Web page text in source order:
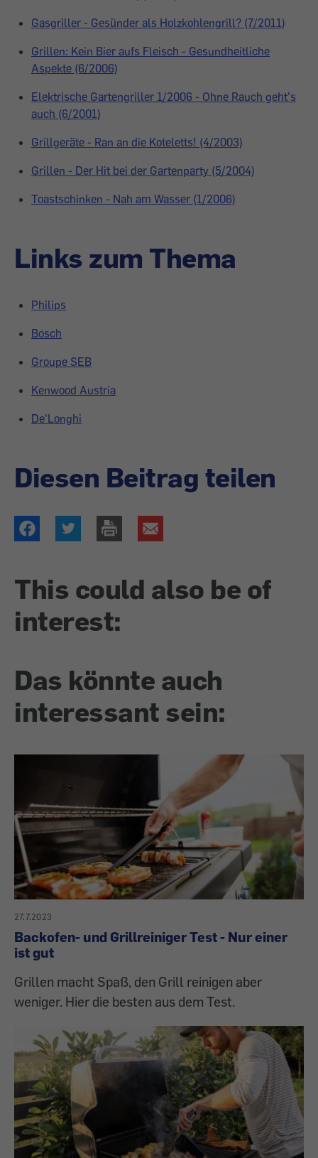
Gasgriller - Gesünder als Holzkohlengrill? (7/2011)
Grillen: Kein Bier aufs Fleisch - Gesundheitliche
Aspekte (6/2006)
Elektrische Gartengriller 1/2006 - Ohne Rauch geht’s
auch (6/2001)
Grillgeräte - Ran an die Koteletts! (4/2003)
Grillen - Der Hit bei der Gartenparty (5/2004)
Toastschinken - Nah am Wasser (1/2006)
Links zum Thema
Philips
Bosch
Groupe SEB
Kenwood Austria
De'Longhi
Diesen Beitrag teilen
This could also be of
interest:
Das könnte auch
interessant sein:
27.7.2023
Backofen- und Grillreiniger Test - Nur einer
ist gut
Grillen macht Spaß, den Grill reinigen aber
weniger. Hier die besten aus dem Test.